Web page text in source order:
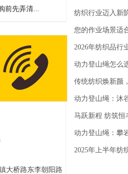
前先弄清...
大桥路东李朝阳路
纺织行业迈入新
您的作业场景适
2026年纺织品行
动力登山绳怎么
传统纺织焕新颜
动力登山绳：沐
马跃新程 纺筑
动力登山绳：攀
2025年上半年纺